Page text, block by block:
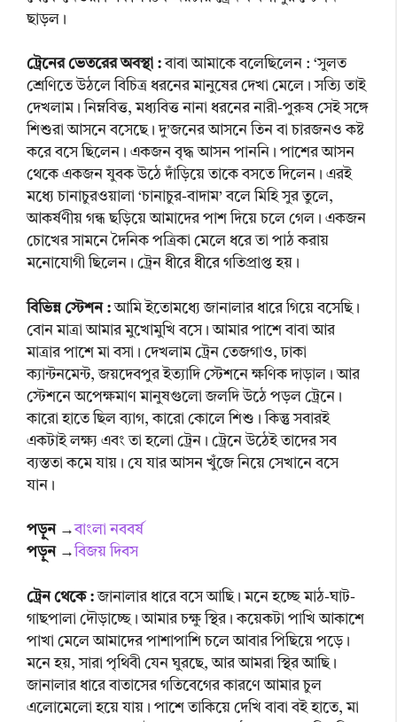
ছাড়ল।
ট্রেনের ভেতরের অবস্থা :বাবা আমাকে বলেছিলেন : ‘সুলত
শ্রেণিতে উঠলে বিচিত্র ধরনের মানুষের দেখা মেলে। সত্যি তাই
দেখলাম। নিম্নবিত্ত, মধ্যবিত্ত নানা ধরনের নারী-পুরুষ সেই সঙ্গে
শিশুরা আসনে বসেছে। দু’জনের আসনে তিন বা চারজনও কষ্ট
করে বসে ছিলেন। একজন বৃদ্ধ আসন পাননি। পাশের আসন
থেকে একজন যুবক উঠে দাঁড়িয়ে তাকে বসতে দিলেন। এরই
মধ্যে চানাচুরওয়ালা ‘চানাচুর-বাদাম’ বলে মিহি সুর তুলে,
আকর্ষণীয় গন্ধ ছড়িয়ে আমাদের পাশ দিয়ে চলে গেল। একজন
চোখের সামনে দৈনিক পত্রিকা মেলে ধরে তা পাঠ করায়
মনোযোগী ছিলেন। ট্রেন ধীরে ধীরে গতিপ্রাপ্ত হয়।
বিভিন্ন স্টেশন :আমি ইতোমধ্যে জানালার ধারে গিয়ে বসেছি।
বোন মাত্রা আমার মুখোমুখি বসে। আমার পাশে বাবা আর
মাত্রার পাশে মা বসা। দেখলাম ট্রেন তেজগাও, ঢাকা
ক্যান্টনমেন্ট, জয়দেবপুর ইত্যাদি স্টেশনে ক্ষণিক দাড়াল। আর
স্টেশনে অপেক্ষমাণ মানুষগুলো জলদি উঠে পড়ল ট্রেনে।
কারো হাতে ছিল ব্যাগ, কারো কোলে শিশু। কিন্তু সবারই
একটাই লক্ষ্য এবং তা হলো ট্রেন। ট্রেনে উঠেই তাদের সব
ব্যস্ততা কমে যায়। যে যার আসন খুঁজে নিয়ে সেখানে বসে
যান।
পড়ুন →বাংলা নববর্ষ
পড়ুন →বিজয় দিবস
ট্রেন থেকে :জানালার ধারে বসে আছি। মনে হচ্ছে মাঠ-ঘাট-
গাছপালা দৌড়াচ্ছে। আমার চক্ষু স্থির। কয়েকটা পাখি আকাশে
পাখা মেলে আমাদের পাশাপাশি চলে আবার পিছিয়ে পড়ে।
মনে হয়, সারা পৃথিবী যেন ঘুরছে, আর আমরা স্থির আছি।
জানালার ধারে বাতাসের গতিবেগের কারণে আমার চুল
এলোমেলো হয়ে যায়। পাশে তাকিয়ে দেখি বাবা বই হাতে, মা